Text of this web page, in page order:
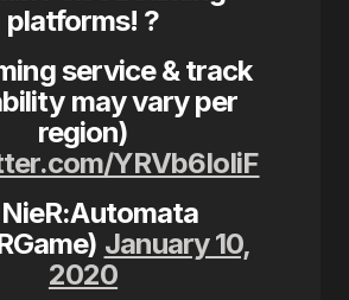
platforms! ?
service & track
may vary per
region)
YRVb6IoIiF
January 10,
2020